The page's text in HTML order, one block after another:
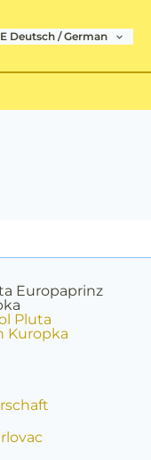
Deutsch / German
Pluta
Kuropka